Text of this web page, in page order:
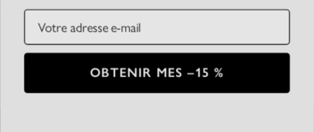
Blog
D’accessibilité
Témoignages
Suivre votre commande
Conditions générales
SERVICE CLIENT
Centre d'aide
Conditions de retour
Email
OBTENIR MES –15 %